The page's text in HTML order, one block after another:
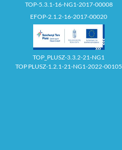
TOP-5.3.1-16-NG1-2017-00008
EFOP-2.1.2-16-2017-00020
TOP_PLUSZ-3.3.2-21-NG1
TOP PLUSZ-1.2.1-21-NG1-2022-00105